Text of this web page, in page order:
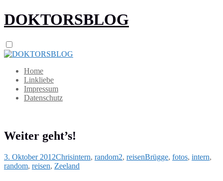
DOKTORSBLOG
Home
Linkliebe
Impressum
Datenschutz
Weiter geht’s!
3. Oktober 2012Chrisintern, random2, reisenBrügge, fotos, intern,
random, reisen, Zeeland